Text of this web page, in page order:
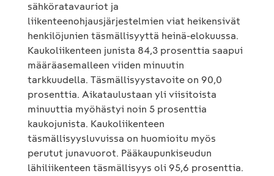
sähköratavauriot ja
liikenteenohjausjärjestelmien viat heikensivät
henkilöjunien täsmällisyyttä heinä-elokuussa.
Kaukoliikenteen junista 84,3 prosenttia saapui
määräasemalleen viiden minuutin
tarkkuudella. Täsmällisyystavoite on 90,0
prosenttia. Aikataulustaan yli viisitoista
minuuttia myöhästyi noin 5 prosenttia
kaukojunista. Kaukoliikenteen
täsmällisyysluvuissa on huomioitu myös
perutut junavuorot. Pääkaupunkiseudun
lähiliikenteen täsmällisyys oli 95,6 prosenttia.